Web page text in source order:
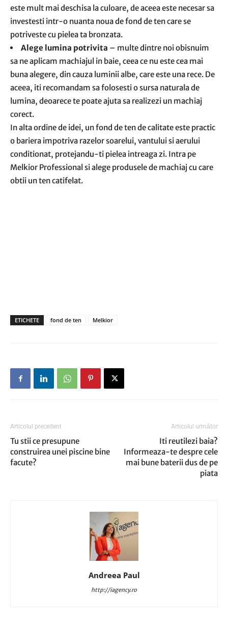
este mult mai deschisa la culoare, de aceea este necesar sa
investesti intr-o nuanta noua de fond de ten care se
potriveste cu pielea ta bronzata.
Alege lumina potrivita – multe dintre noi obisnuim
sa ne aplicam machiajul in baie, ceea ce nu este cea mai
buna alegere, din cauza luminii albe, care este una rece. De
aceea, iti recomandam sa folosesti o sursa naturala de
lumina, deoarece te poate ajuta sa realizezi un machiaj
corect.
In alta ordine de idei, un fond de ten de calitate este practic
o bariera impotriva razelor soarelui, vantului si aerului
conditionat, protejandu-ti pielea intreaga zi. Intra pe
Melkior Professional si alege produsele de machiaj cu care
obtii un ten catifelat.
ETICHETE fond de ten Melkior
Articolul precedent
Tu stii ce presupune
construirea unei piscine bine
facute?
Articolul următor
Iti reutilezi baia?
Informeaza-te despre cele
mai bune baterii dus de pe
piata
Andreea Paul
http://iagency.ro